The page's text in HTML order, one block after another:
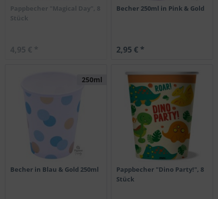
Pappbecher "Magical Day", 8
Stück
4,95 € *
Becher 250ml in Pink & Gold
2,95 € *
250ml
Becher in Blau & Gold 250ml
Pappbecher "Dino Party!", 8
Stück